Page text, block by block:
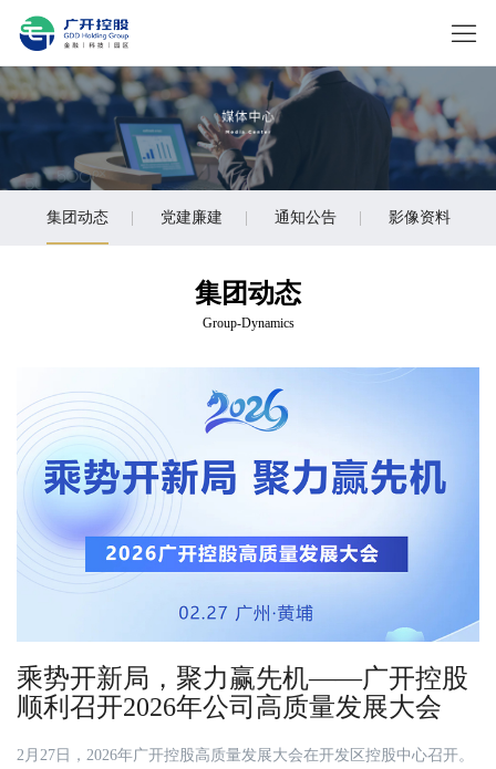
集团动态 党建廉建 通知公告 影像资料
集团动态
Group-Dynamics
乘势开新局，聚力赢先机——广开控股
顺利召开2026年公司高质量发展大会
2月27日，2026年广开控股高质量发展大会在开发区控股中心召开。